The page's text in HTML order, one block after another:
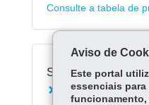
Consulte a tabela de
Serviços
Baixar Cooperativa
Aviso de
Este portal
essenciais para
funcionamento,